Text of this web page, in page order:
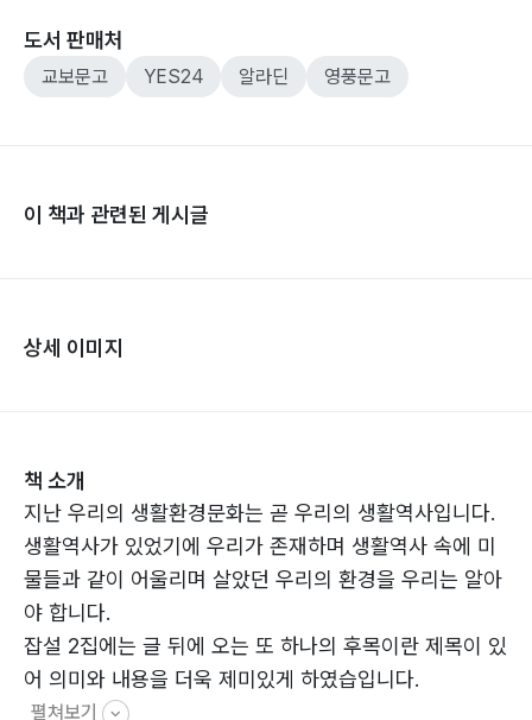
도서 판매처
교보문고 YES24 알라딘 영풍문고
이 책과 관련된 게시글
상세 이미지
책 소개
지난 우리의 생활환경문화는 곧 우리의 생활역사입니다.
생활역사가 있었기에 우리가 존재하며 생활역사 속에 미
물들과 같이 어울리며 살았던 우리의 환경을 우리는 알아
야 합니다.
잡설 2집에는 글 뒤에 오는 또 하나의 후목이란 제목이 있
어 의미와 내용을 더욱 제미있게 하였습입니다.
펼쳐보기